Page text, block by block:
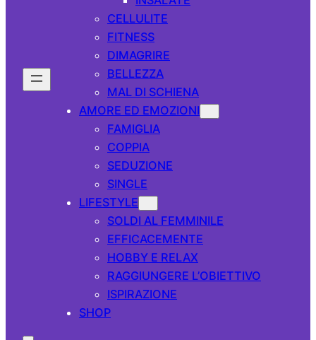
CELLULITE
FITNESS
DIMAGRIRE
BELLEZZA
MAL DI SCHIENA
AMORE ED EMOZIONI
FAMIGLIA
COPPIA
SEDUZIONE
SINGLE
LIFESTYLE
SOLDI AL FEMMINILE
EFFICACEMENTE
HOBBY E RELAX
RAGGIUNGERE L’OBIETTIVO
ISPIRAZIONE
SHOP